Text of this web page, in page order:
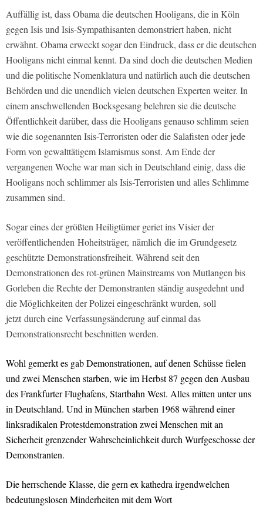
Auffällig ist, dass Obama die deutschen Hooligans, die in Köln
gegen Isis und Isis-Sympathisanten demonstriert haben, nicht
erwähnt. Obama erweckt sogar den Eindruck, dass er die deutschen
Hooligans nicht einmal kennt. Da sind doch die deutschen Medien
und die politische Nomenklatura und natürlich auch die deutschen
Behörden und die unendlich vielen deutschen Experten weiter. In
einem anschwellenden Bocksgesang belehren sie die deutsche
Öffentlichkeit darüber, dass die Hooligans genauso schlimm seien
wie die sogenannten Isis-Terroristen oder die Salafisten oder jede
Form von gewalttätigem Islamismus sonst. Am Ende der
vergangenen Woche war man sich in Deutschland einig, dass die
Hooligans noch schlimmer als Isis-Terroristen und alles Schlimme
zusammen sind.
Sogar eines der größten Heiligtümer geriet ins Visier der
veröffentlichenden Hoheitsträger, nämlich die im Grundgesetz
geschützte Demonstrationsfreiheit. Während seit den
Demonstrationen des rot-grünen Mainstreams von Mutlangen bis
Gorleben die Rechte der Demonstranten ständig ausgedehnt und
die Möglichkeiten der Polizei eingeschränkt wurden, soll
jetzt durch eine Verfassungsänderung auf einmal das
Demonstrationsrecht beschnitten werden.
Wohl gemerkt es gab Demonstrationen, auf denen Schüsse fielen
und zwei Menschen starben, wie im Herbst 87 gegen den Ausbau
des Frankfurter Flughafens, Startbahn West. Alles mitten unter uns
in Deutschland. Und in München starben 1968 während einer
linksradikalen Protestdemonstration zwei Menschen mit an
Sicherheit grenzender Wahrscheinlichkeit durch Wurfgeschosse der
Demonstranten.
Die herrschende Klasse, die gern ex kathedra irgendwelchen
bedeutungslosen Minderheiten mit dem Wort